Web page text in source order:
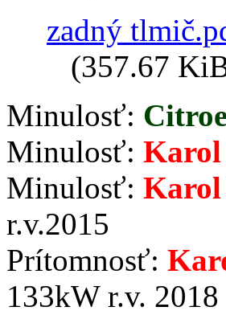
zadný
(357.67
Minulosť:
Minulosť: Karol
Minulosť:
r.v.2015
Prítomnosť:
133kW r.v. 2018